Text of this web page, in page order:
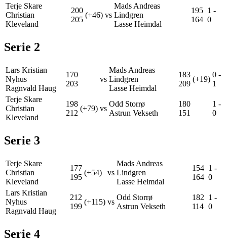
Terje Skare
Christian
Kleveland
200
205
(+46) vs
Mads Andreas
Lindgren
Lasse Heimdal
195
164
1 -
0
Serie 2
Lars Kristian
Nyhus
Ragnvald Haug
170
203
vs
Mads Andreas
Lindgren
Lasse Heimdal
183
209
(+19)
0 -
1
Terje Skare
Christian
Kleveland
198
212
(+79) vs
Odd Storrø
Astrun Vekseth
180
151
1 -
0
Serie 3
Terje Skare
Christian
Kleveland
177
195
(+54) vs
Mads Andreas
Lindgren
Lasse Heimdal
154
164
1 -
0
Lars Kristian
Nyhus
Ragnvald Haug
212
199
(+115) vs
Odd Storrø
Astrun Vekseth
182
114
1 -
0
Serie 4